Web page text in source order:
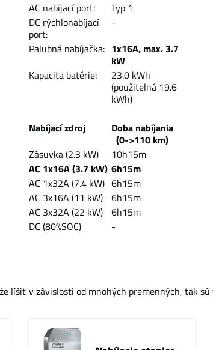
AC nabíjací port:
Typ 1
DC rýchlonabíjací
port:
-
Palubná nabíjačka: 1x16A, max. 3.7
kW
Kapacita batérie:
23.0 kWh
(použitelná 19.6
kWh)
Nabíjací zdroj
Doba nabíjania
(0->110 km)
Zásuvka (2.3 kW)
10h15m
AC 1x16A (3.7 kW) 6h15m
AC 1x32A (7.4 kW) 6h15m
AC 3x16A (11 kW)
6h15m
AC 3x32A (22 kW)
6h15m
DC (80%SOC)
-
líšiť v závislosti od mnohých premenných, tak